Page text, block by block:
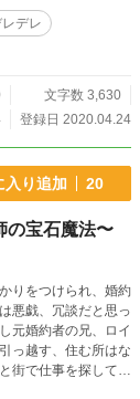
デレ
文字数 3,630
登録日 2020.04.24
入り追加 20
の宝石魔法〜
りをつけられ、婚約
悪戯、冗談だと思っ
元婚約者の兄、ロイ
っ越す、住む所はな
街で仕事を探してい
なんとか生活が安定